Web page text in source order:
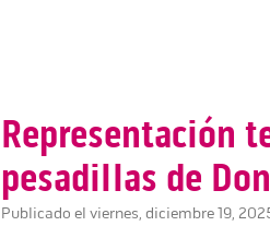
Representación
pesadillas de
Publicado el viernes, diciembre 19,